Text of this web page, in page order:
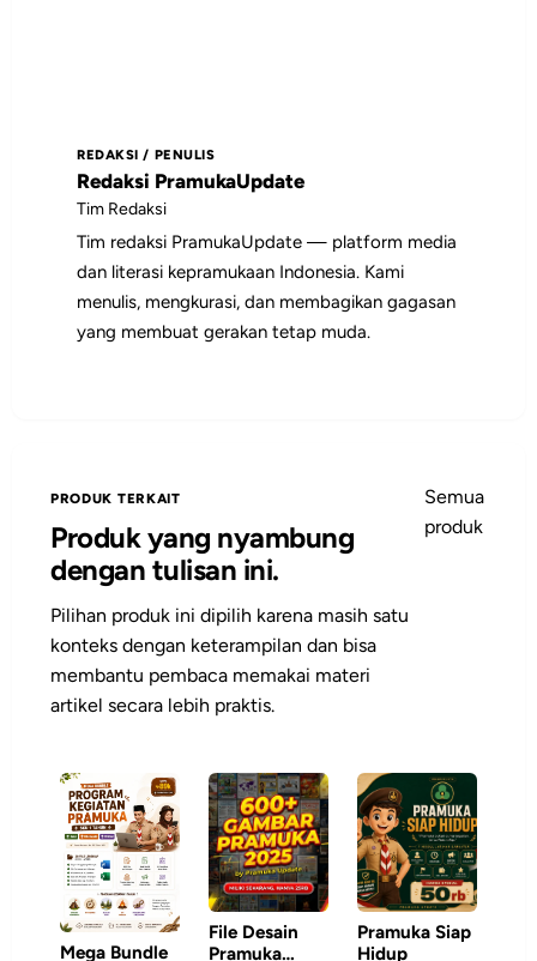
catatan pembinaan, atau rujukan saat
menyiapkan kegiatan.
REDAKSI / PENULIS
Redaksi PramukaUpdate
Tim Redaksi
Tim redaksi PramukaUpdate — platform media
dan literasi kepramukaan Indonesia. Kami
menulis, mengkurasi, dan membagikan gagasan
yang membuat gerakan tetap muda.
PRODUK TERKAIT
Produk yang nyambung
dengan tulisan ini.
Pilihan produk ini dipilih karena masih satu
konteks dengan keterampilan dan bisa
membantu pembaca memakai materi
artikel secara lebih praktis.
Semua
produk
Mega Bundle
File Desain
Pramuka
Pramuka Siap
Hidup